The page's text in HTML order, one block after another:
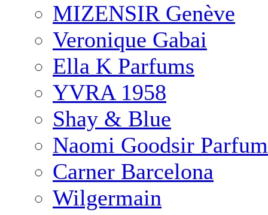
MIZENSIR Genève
Veronique Gabai
Ella K Parfums
YVRA 1958
Shay & Blue
Naomi Goodsir
Carner Barcelona
Wilgermain